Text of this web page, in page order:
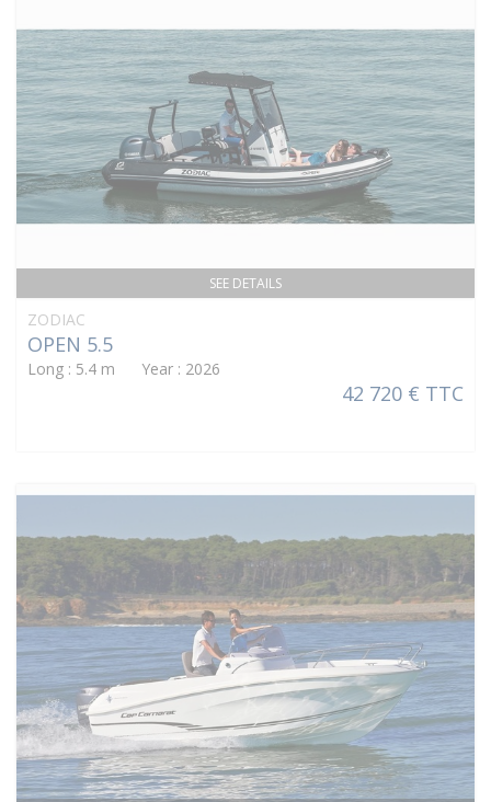
SEE DETAILS
ZODIAC
OPEN 5.5
Long : 5.4 m Year : 2026
42 720 € TTC